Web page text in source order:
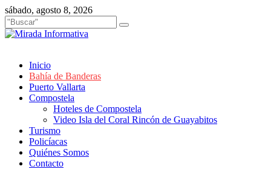
Saltar
al
contenido
sábado, agosto 8, 2026
Inicio
Bahía de Banderas
Puerto Vallarta
Compostela
Hoteles de Compostela
Video Isla del Coral Rincón de Guayabitos
Turismo
Policíacas
Quiénes Somos
Contacto